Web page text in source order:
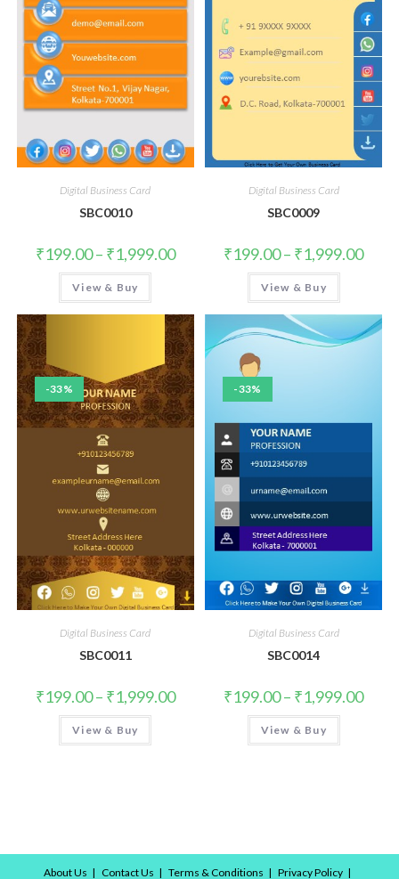
Digital Business Card
SBC0010
₹199.00– ₹1,999.00
View & Buy
Digital Business Card
SBC0009
₹199.00– ₹1,999.00
View & Buy
-33%
Digital Business Card
SBC0011
₹199.00– ₹1,999.00
View & Buy
-33%
Digital Business Card
SBC0014
₹199.00– ₹1,999.00
View & Buy
About Us Contact Us Terms & Conditions Privacy Policy